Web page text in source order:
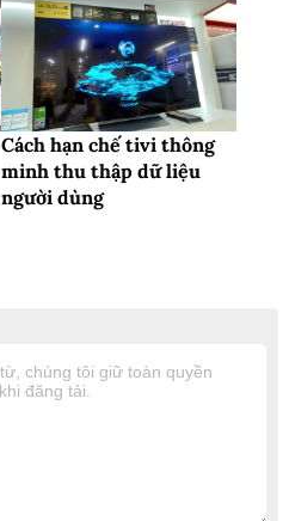
Cách hạn chế tivi thông
minh thu thập dữ liệu
người dùng